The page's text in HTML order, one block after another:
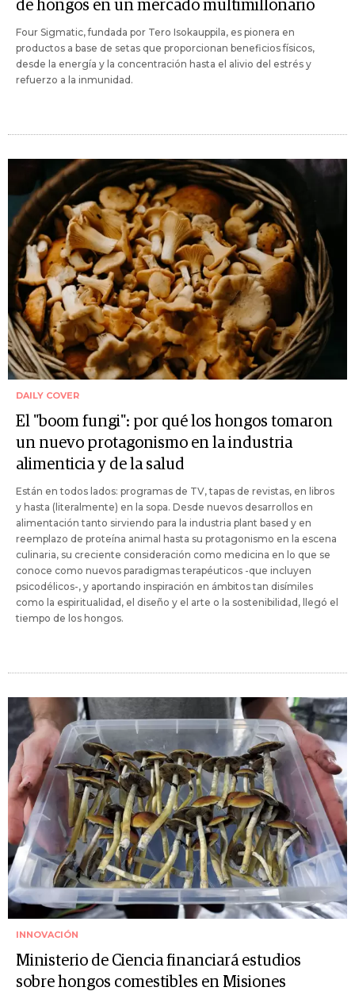
de hongos en un mercado multimillonario
Four Sigmatic, fundada por Tero Isokauppila, es pionera en
productos a base de setas que proporcionan beneficios físicos,
desde la energía y la concentración hasta el alivio del estrés y
refuerzo a la inmunidad.
DAILY COVER
El "boom fungi": por qué los hongos tomaron
un nuevo protagonismo en la industria
alimenticia y de la salud
Están en todos lados: programas de TV, tapas de revistas, en libros
y hasta (literalmente) en la sopa. Desde nuevos desarrollos en
alimentación tanto sirviendo para la industria plant based y en
reemplazo de proteína animal hasta su protagonismo en la escena
culinaria, su creciente consideración como medicina en lo que se
conoce como nuevos paradigmas terapéuticos -que incluyen
psicodélicos-, y aportando inspiración en ámbitos tan disímiles
como la espiritualidad, el diseño y el arte o la sostenibilidad, llegó el
tiempo de los hongos.
INNOVACIÓN
Ministerio de Ciencia financiará estudios
sobre hongos comestibles en Misiones